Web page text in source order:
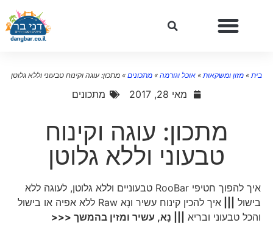
»מזון ומשקאות»אוכל וגורמה»מתכונים»מתכון: עוגה וקינוח טבעוני וללא גלוטן
מאי 28, 2017 מתכונים
מתכון: עוגה וקינוח
טבעוני וללא גלוטן
איך להפוך חטיפי RooBar טבעוניים וללא גלוטן, לעוגה ללא
בישול|||
איך להכין קינוח עשיר ונָא Raw ללא אפיה או בישול
והכל טבעוני ובריא||| נָא, עשיר ומזין בהמשך <<<